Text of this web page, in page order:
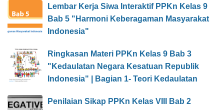
Lembar Kerja Siwa Interaktif PPKn Kelas 9
Bab 5 "Harmoni Keberagaman Masyarakat
Indonesia"
Ringkasan Materi PPKn Kelas 9 Bab 3
"Kedaulatan Negara Kesatuan Republik
Indonesia" | Bagian 1- Teori Kedaulatan
Penilaian Sikap PPKn Kelas VIII Bab 2